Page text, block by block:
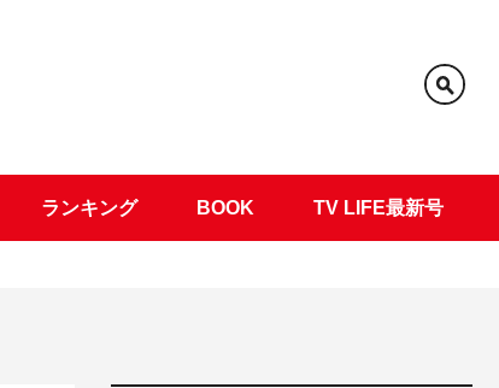
ランキング BOOK TV LIFE最新号